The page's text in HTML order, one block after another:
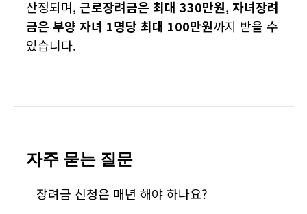
산정되며,근로장려금은 최대 330만원,자녀장려
금은 부양 자녀 1명당 최대 100만원까지 받을 수
있습니다.
자주 묻는 질문
장려금 신청은 매년 해야 하나요?